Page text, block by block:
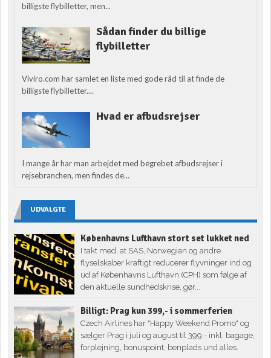
billigste flybilletter, men...
Sådan finder du billige
flybilletter
Viviro.com har samlet en liste med gode råd til at finde de
billigste flybilletter....
Hvad er afbudsrejser
I mange år har man arbejdet med begrebet afbudsrejser i
rejsebranchen, men findes de...
UDVALGTE
Københavns Lufthavn stort set lukket ned
I takt med, at SAS, Norwegian og andre
flyselskaber kraftigt reducerer flyvninger ind og
ud af Københavns Lufthavn (CPH) som følge af
den aktuelle sundhedskrise, gør...
Billigt: Prag kun 399,- i sommerferien
Czech Airlines har "Happy Weekend Promo" og
sælger Prag i juli og august til 399,- inkl. bagage,
forplejning, bonuspoint, benplads und alles.